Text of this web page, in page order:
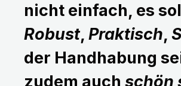
nicht einfach, es
Robust, Praktisch,
der Handhabung
zudem auch schön